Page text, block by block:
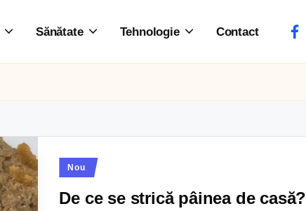
Sănătate Tehnologie Contact
Nou
De ce se strică pâinea de casă?